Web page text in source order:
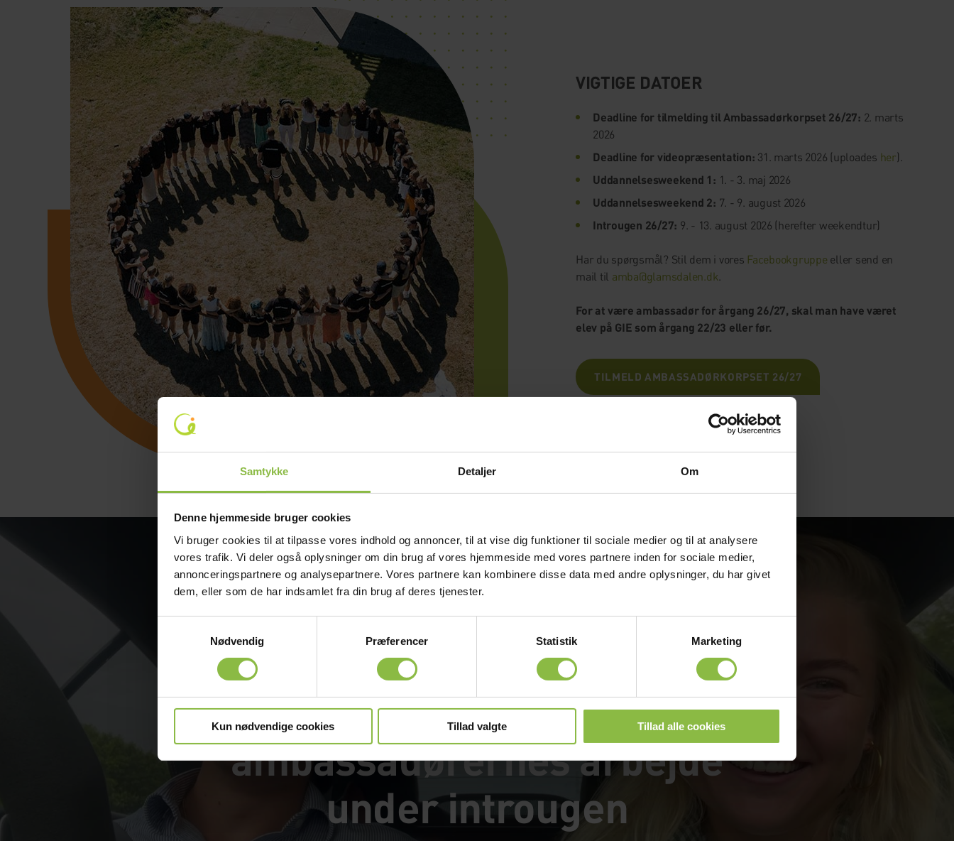
Samtykke Detaljer Om
Denne hjemmeside bruger cookies
Vi bruger cookies til at tilpasse vores indhold og annoncer, til at vise dig funktioner til sociale medier og til at analysere
vores trafik. Vi deler også oplysninger om din brug af vores hjemmeside med vores partnere inden for sociale medier,
annonceringspartnere og analysepartnere. Vores partnere kan kombinere disse data med andre oplysninger, du har givet
dem, eller som de har indsamlet fra din brug af deres tjenester.
Nødvendig
Præferencer Statistik Marketing
Kun nødvendige cookies Tillad valgte Tillad alle cookies
VIGTIGE DATOER
Deadline for tilmelding til Ambassadørkorpset 26/27: 2. marts
2026
Deadline for videopræsentation: 31. marts 2026 (uploades her).
Uddannelsesweekend 1: 1. - 3. maj 2026
Uddannelsesweekend 2: 7. - 9. august 2026
Introugen 26/27: 9. - 13. august 2026 (herefter weekendtur)
Har du spørgsmål? Stil dem i vores Facebookgruppe eller send en
mail til amba@glamsdalen.dk
For at være ambassadør for årgang 26/27, skal man have været
elev på GIE som årgang 22/23 eller før.
TILMELD AMBASSADØRKORPSET 26/27
Få et indblik i
ambassadørernes arbejde
under introugen